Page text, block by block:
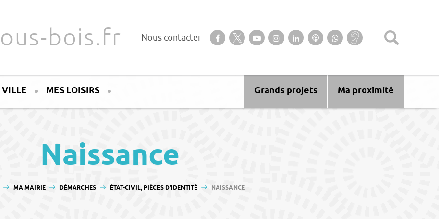
bois.fr Nous contacter Suivez-nous sur notre page Facebook
Suivez-nous sur Twitter
Suivez-nous sur YouTube
Suivez-nous sur Instagram
Retrouvez-nous sur Linkedin
Ecoutez nos Podcasts
Suivez-nous sur
WhatsApp
Baisse
d’audition ?
MES LOISIRS Ma proximité
Grands projets
Naissance
ICI :MA MAIRIE DÉMARCHES ÉTAT-CIVIL, PIÈCES D’IDENTITÉ NAISSANCE